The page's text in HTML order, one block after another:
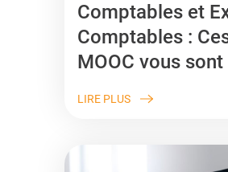
Comptables et
Comptables :
MOOC vous sont
LIRE PLUS